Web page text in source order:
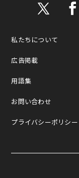
私たちについて
広告掲載
用語集
お問い合わせ
プライバシーポリシー